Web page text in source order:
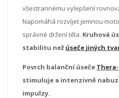
všestrannému vylepšení
Napomáhá rozvíjet jemnou
správné držení těla. Kruhová
stabilitu než úseče jiných
Povrch balanční úseče
stimuluje a intenzivně
impulzy.